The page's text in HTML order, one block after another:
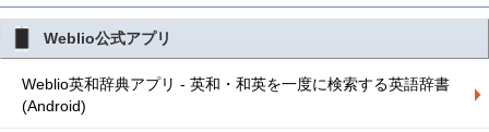
Weblio公式アプリ
Weblio英和辞典アプリ - 英和・和英を一度に検索する英語辞書
(Android)